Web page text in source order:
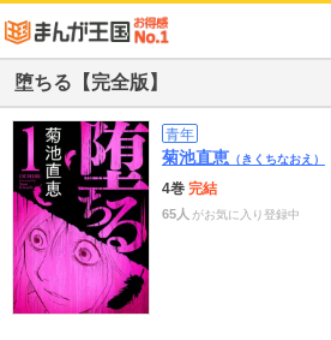
堕ちる【完全版】
青年
菊池直恵 （きくちなおえ）
4巻 完結
65人 がお気に入り登録中